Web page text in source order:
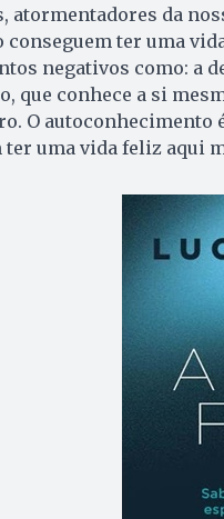
atormentadores da
conseguem ter uma
negativos como: a
que conhece a si
O autoconhecimento
ter uma vida feliz aqui